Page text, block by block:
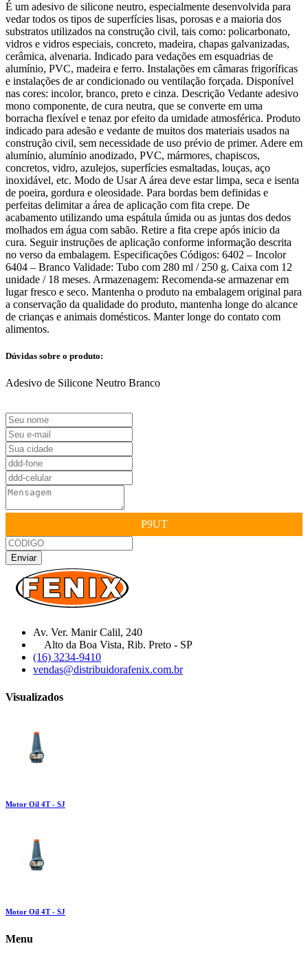
É um adesivo de silicone neutro, especialmente desenvolvida para
vedar todos os tipos de superfícies lisas, porosas e a maioria dos
substratos utilizados na construção civil, tais como: policarbonato,
vidros e vidros especiais, concreto, madeira, chapas galvanizadas,
cerâmica, alvenaria. Indicado para vedações em esquadrias de
alumínio, PVC, madeira e ferro. Instalações em câmaras frigoríficas
e instalações de ar condicionado ou ventilação forçada. Disponível
nas cores: incolor, branco, preto e cinza. Descrição Vedante adesivo
mono componente, de cura neutra, que se converte em uma
borracha flexível e tenaz por efeito da umidade atmosférica. Produto
indicado para adesão e vedante de muitos dos materiais usados na
construção civil, sem necessidade de uso prévio de primer. Adere em
alumínio, alumínio anodizado, PVC, mármores, chapiscos,
concretos, vidro, azulejos, superfícies esmaltadas, louças, aço
inoxidável, etc. Modo de Usar A área deve estar limpa, seca e isenta
de poeira, gordura e oleosidade. Para bordas bem definidas e
perfeitas delimitar a área de aplicação com fita crepe. De
acabamento utilizando uma espátula úmida ou as juntas dos dedos
molhados em água com sabão. Retire a fita crepe após inicio da
cura. Seguir instruções de aplicação conforme informação descrita
no verso da embalagem. Especificações Códigos: 6402 – Incolor
6404 – Branco Validade: Tubo com 280 ml / 250 g. Caixa com 12
unidade / 18 meses. Armazenagem: Recomenda-se armazenar em
lugar fresco e seco. Mantenha o produto na embalagem original para
a conservação da qualidade do produto, mantenha longe do alcance
de crianças e animais domésticos. Manter longe do contato com
alimentos.
Dúvidas sobre o produto:
Adesivo de Silicone Neutro Branco
P9UT
Enviar
Av. Ver. Manir Calil, 240
Alto da Boa Vista, Rib. Preto - SP
(16) 3234-9410
vendas@distribuidorafenix.com.br
Visualizados
Motor Oil 4T - SJ
Motor Oil 4T - SJ
Menu